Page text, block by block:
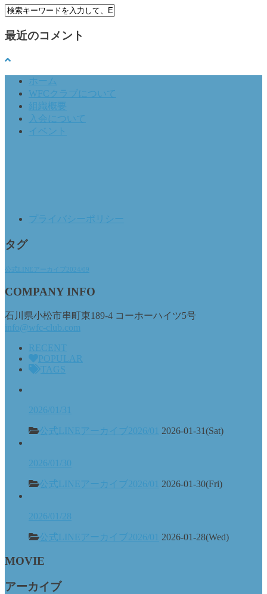
最近のコメント
ホーム
WFCクラブについて
組織概要
入会について
イベント
プライバシーポリシー
タグ
公式LINEアーカイブ2024/09
COMPANY INFO
石川県小松市串町東189-4 コーホーハイツ5号
info@wfc-club.com
RECENT
POPULAR
TAGS
2026/01/31
公式LINEアーカイブ2026/01 2026-01-31(Sat)
2026/01/30
公式LINEアーカイブ2026/01 2026-01-30(Fri)
2026/01/28
公式LINEアーカイブ2026/01 2026-01-28(Wed)
MOVIE
アーカイブ